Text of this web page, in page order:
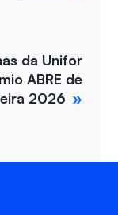
da Unifor
ABRE de
2026